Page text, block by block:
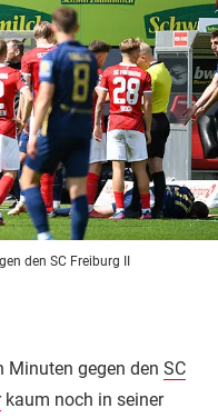
den SC Freiburg II
Minuten gegen den SC
kaum noch in seiner